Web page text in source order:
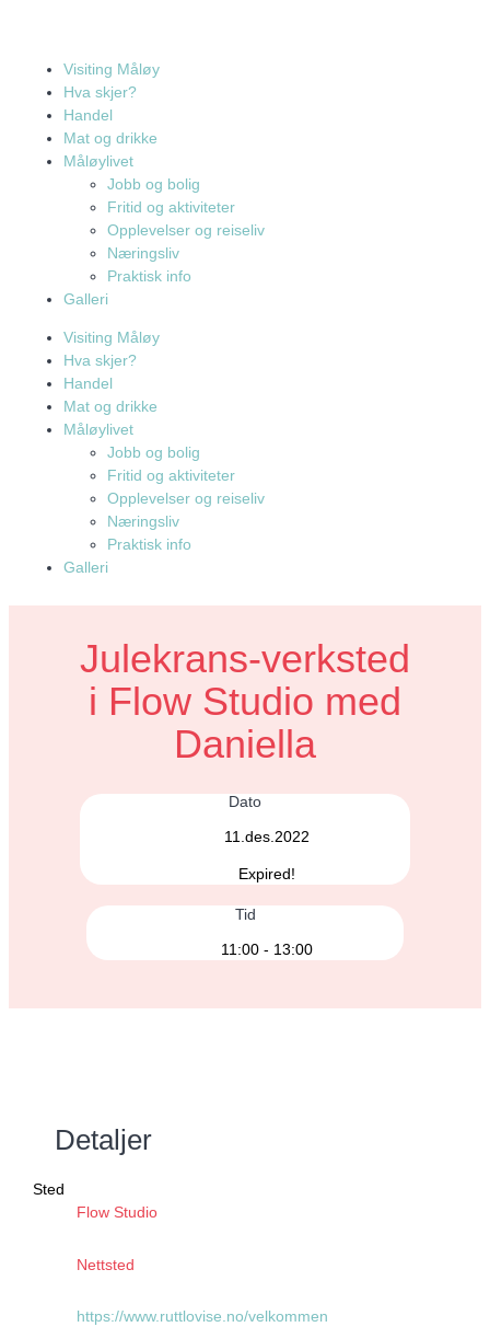
Visiting Måløy
Hva skjer?
Handel
Mat og drikke
Måløylivet
Jobb og bolig
Fritid og aktiviteter
Opplevelser og reiseliv
Næringsliv
Praktisk info
Galleri
Visiting Måløy
Hva skjer?
Handel
Mat og drikke
Måløylivet
Jobb og bolig
Fritid og aktiviteter
Opplevelser og reiseliv
Næringsliv
Praktisk info
Galleri
Julekrans-verksted
i Flow Studio med
Daniella
Dato
11.des.2022
Expired!
Tid
11:00 - 13:00
Detaljer
Sted
Flow Studio
Nettsted
https://www.ruttlovise.no/velkommen